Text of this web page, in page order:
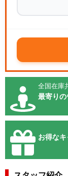
全国在庫
最寄りの
お得なキ